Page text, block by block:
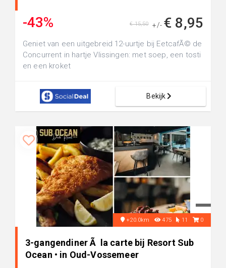
-43% +/- € 8,95
€ 15,50
Geniet van een uitgebreid 12-uurtje bij EetcafÃ© de
Concurrent in hartje Vlissingen: met soep, een tosti
en een kroket
Bekijk
+20.0km 475 11 0
3-gangendiner Ã la carte bij Resort Sub
Ocean • in Oud-Vossemeer